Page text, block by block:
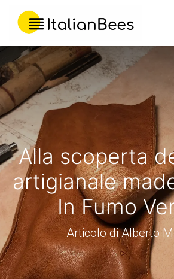
Alla scoperta
artigianale
In Fumo
Articolo di Alberto